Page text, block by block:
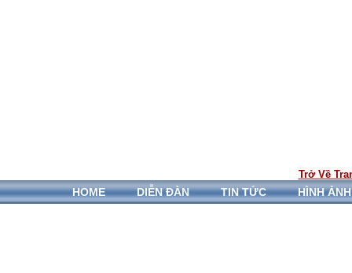
Trở Về
HOME DIỄN ĐÀN TIN TỨC HÌNH ẢNH